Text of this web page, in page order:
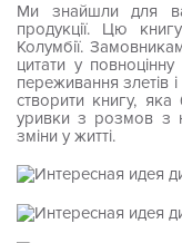
Ми знайшли для
продукції. Цю
Колумбії.
цитати у
переживання злетів
створити книгу,
уривки з розмов з
зміни у житті.